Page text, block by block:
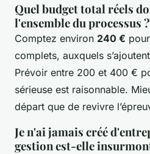
Quel budget total réels
l'ensemble du processus ?
Comptez environ 240 €
complets, auxquels
Prévoir entre 200 et 400 €
sérieuse est raisonnable.
départ que de revivre
Je n'ai jamais créé
gestion est-elle